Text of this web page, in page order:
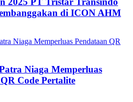
di ICON AHM
Niaga Memperluas
Code Pertalite